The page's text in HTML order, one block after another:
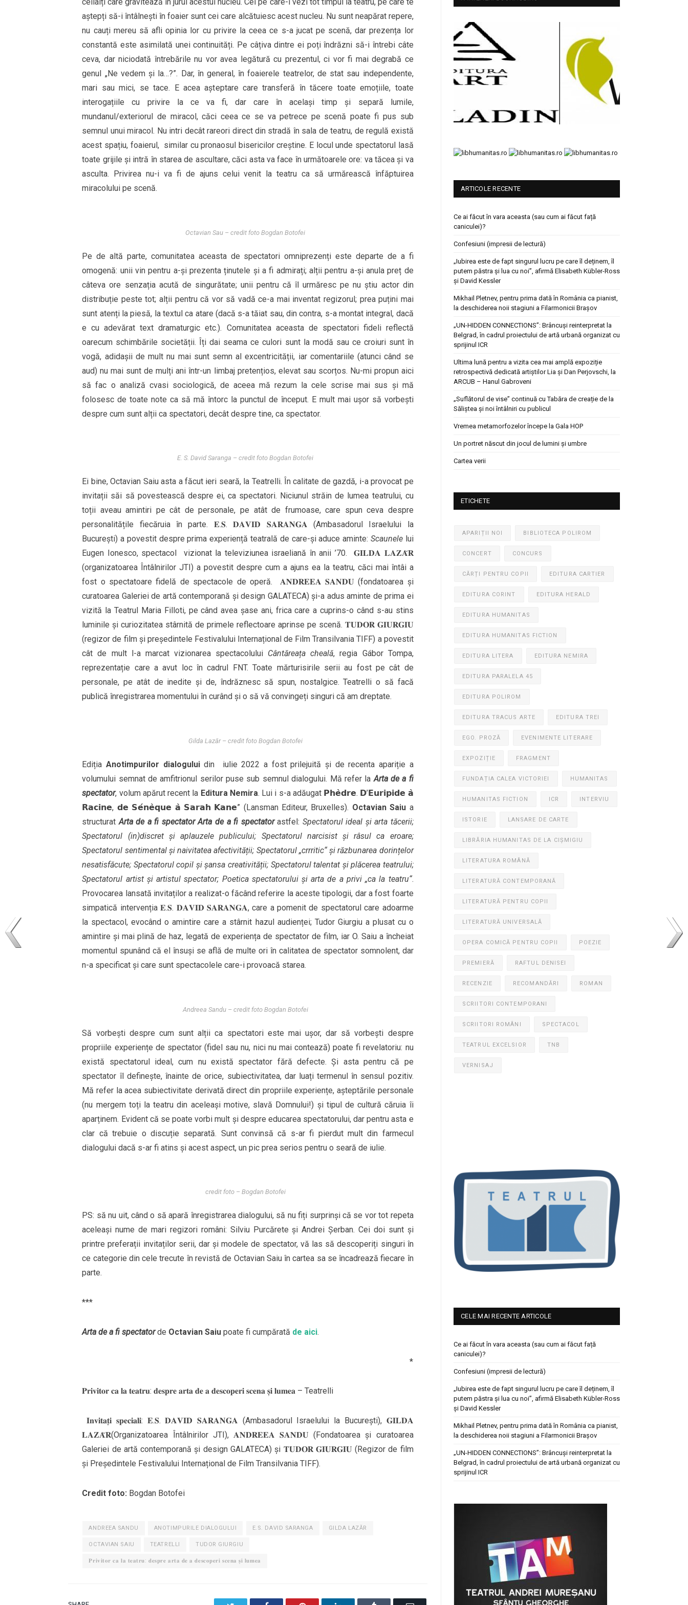
aștepți să-i întâlnești în foaier sunt cei care alcătuiesc acest nucleu. Nu sunt neapărat repere,
nu cauți mereu să afli opinia lor cu privire la ceea ce s-a jucat pe scenă, dar prezența lor
constantă este asimilată unei continuități. Pe câțiva dintre ei poți îndrăzni să-i întrebi câte
ceva, dar niciodată întrebările nu vor avea legătură cu prezentul, ci vor fi mai degrabă ce
genul „Ne vedem și la…?”. Dar, în general, în foaierele teatrelor, de stat sau independente,
mari sau mici, se tace. E acea așteptare care transferă în tăcere toate emoțiile, toate
interogațiile cu privire la ce va fi, dar care în același timp și separă lumile,
mundanul/exteriorul de miracol, căci ceea ce se va petrece pe scenă poate fi pus sub
semnul unui miracol. Nu intri decât rareori direct din stradă în sala de teatru, de regulă există
acest spațiu, foaierul, similar cu pronaosul bisericilor creștine. E locul unde spectatorul lasă
toate grijile și intră în starea de ascultare, căci asta va face în următoarele ore: va tăcea și va
asculta. Privirea nu-i va fi de ajuns celui venit la teatru ca să urmărească înfăptuirea
miracolului pe scenă.
Octavian Sau – credit foto Bogdan Botofei
Pe de altă parte, comunitatea aceasta de spectatori omniprezenți este departe de a fi
omogenă: unii vin pentru a-și prezenta ținutele și a fi admirați; alții pentru a-și anula preț de
câteva ore senzația acută de singurătate; unii pentru că îl urmăresc pe nu știu actor din
distribuție peste tot; alții pentru că vor să vadă ce-a mai inventat regizorul; prea puțini mai
sunt atenți la piesă, la textul ca atare (dacă s-a tăiat sau, din contra, s-a montat integral, dacă
e cu adevărat text dramaturgic etc.). Comunitatea aceasta de spectatori fideli reflectă
oarecum schimbările societății. Îți dai seama ce culori sunt la modă sau ce croiuri sunt în
vogă, adidașii de mult nu mai sunt semn al excentricității, iar comentariile (atunci când se
aud) nu mai sunt de mulți ani într-un limbaj pretențios, elevat sau scorțos. Nu-mi propun aici
să fac o analiză cvasi sociologică, de aceea mă rezum la cele scrise mai sus și mă
folosesc de toate note ca să mă întorc la punctul de început. E mult mai ușor să vorbești
despre cum sunt alții ca spectatori, decât despre tine, ca spectator.
E. S. David Saranga – credit foto Bogdan Botofei
Ei bine, Octavian Saiu asta a făcut ieri seară, la Teatrelli. În calitate de gazdă, i-a provocat pe
invitații săi să povestească despre ei, ca spectatori. Niciunul străin de lumea teatrului, cu
toții aveau amintiri pe cât de personale, pe atât de frumoase, care spun ceva despre
personalitățile fiecăruia în parte. 𝐄.𝐒. 𝐃𝐀𝐕𝐈𝐃 𝐒𝐀𝐑𝐀𝐍𝐆𝐀 (Ambasadorul Israelului la
București) a povestit despre prima experiență teatrală de care-și aduce aminte: Scaunelelui
Eugen Ionesco, spectacol vizionat la televiziunea israeliană în anii ’70. 𝐆𝐈𝐋𝐃𝐀 𝐋𝐀𝐙𝐀̆𝐑
(organizatoarea Întâlnirilor JTI) a povestit despre cum a ajuns ea la teatru, căci mai întâi a
fost o spectatoare fidelă de spectacole de operă. 𝐀𝐍𝐃𝐑𝐄𝐄𝐀 𝐒𝐀𝐍𝐃𝐔 (fondatoarea și
curatoarea Galeriei de artă contemporană și design GALATECA) și-a adus aminte de prima ei
vizită la Teatrul Maria Filloti, pe când avea șase ani, frica care a cuprins-o când s-au stins
luminile și curiozitatea stârnită de primele reflectoare aprinse pe scenă. 𝐓𝐔𝐃𝐎𝐑 𝐆𝐈𝐔𝐑𝐆𝐈𝐔
(regizor de film și președintele Festivalului Internațional de Film Transilvania TIFF) a povestit
cât de mult l-a marcat vizionarea spectacolului Cântăreața cheală, regia Gábor Tompa,
reprezentație care a avut loc în cadrul FNT. Toate mărturisirile serii au fost pe cât de
personale, pe atât de inedite și de, îndrăznesc să spun, nostalgice. Teatrelli o să facă
publică înregistrarea momentului în curând și o să vă convingeți singuri că am dreptate.
Gilda Lazăr – credit foto Bogdan Botofei
EdițiaAnotimpurilor dialoguluidin iulie 2022 a fost prilejuită și de recenta apariție a
volumului semnat de amfitrionul serilor puse sub semnul dialogului. Mă refer laArta de a fi
spectator, volum apărut recent la Editura Nemira. Lui i s-a adăugat 𝗣𝗵𝗲̀𝗱𝗿𝗲. 𝗗’𝗘𝘂𝗿𝗶𝗽𝗶𝗱𝗲 𝗮̀
𝗥𝗮𝗰𝗶𝗻𝗲, 𝗱𝗲 𝗦𝗲́𝗻𝗲̀𝗾𝘂𝗲 𝗮̀ 𝗦𝗮𝗿𝗮𝗵 𝗞𝗮𝗻𝗲” (Lansman Editeur, Bruxelles). Octavian Saiu a
structuratArta de a fi spectator Arta de a fi spectator astfel: Spectatorul ideal și arta tăcerii;
Spectatorul (in)discret și aplauzele publicului; Spectatorul narcisist și râsul ca eroare;
Spectatorul sentimental și naivitatea afectivității; Spectatorul „crrritic“ și răzbunarea dorințelor
nesatisfăcute; Spectatorul copil și șansa creativității; Spectatorul talentat și plăcerea teatrului;
Spectatorul artist și artistul spectator; Poetica spectatorului și arta de a privi „ca la teatru“.
Provocarea lansată invitaților a realizat-o făcând referire la aceste tipologii, dar a fost foarte
simpatică intervenția 𝐄.𝐒. 𝐃𝐀𝐕𝐈𝐃 𝐒𝐀𝐑𝐀𝐍𝐆𝐀, care a pomenit de spectatorul care adoarme
la spectacol, evocând o amintire care a stârnit hazul audienței; Tudor Giurgiu a plusat cu o
amintire și mai plină de haz, legată de experiența de spectator de film, iar O. Saiu a încheiat
momentul spunând că el însuși se află de multe ori în calitatea de spectator somnolent, dar
n-a specificat și care sunt spectacolele care-i provoacă starea.
Andreea Sandu – credit foto Bogdan Botofei
Să vorbești despre cum sunt alții ca spectatori este mai ușor, dar să vorbești despre
propriile experiențe de spectator (fidel sau nu, nici nu mai contează) poate fi revelatoriu: nu
există spectatorul ideal, cum nu există spectator fără defecte. Și asta pentru că pe
spectator îl definește, înainte de orice, subiectivitatea, dar luați termenul în sensul pozitiv.
Mă refer la acea subiectivitate derivată direct din propriile experiențe, așteptările personale
(nu mergem toți la teatru din aceleași motive, slavă Domnului!) și tipul de cultură căruia îi
aparținem. Evident că se poate vorbi mult și despre educarea spectatorului, dar pentru asta e
clar că trebuie o discuție separată. Sunt convinsă că s-ar fi pierdut mult din farmecul
dialogului dacă s-ar fi atins și acest aspect, un pic prea serios pentru o seară de iulie.
credit foto – Bogdan Botofei
PS: să nu uit, când o să apară înregistrarea dialogului, să nu fiți surprinși că se vor tot repeta
aceleași nume de mari regizori români: Silviu Purcărete și Andrei Șerban. Cei doi sunt și
printre preferații invitaților serii, dar și modele de spectator, vă las să descoperiți singuri în
ce categorie din cele trecute în revistă de Octavian Saiu în cartea sa se încadrează fiecare în
parte.
***
Arta de a fi spectatorde Octavian Saiu poate fi cumpărată de aici.
*
𝐏𝐫𝐢𝐯𝐢𝐭𝐨𝐫 𝐜𝐚 𝐥𝐚 𝐭𝐞𝐚𝐭𝐫𝐮: 𝐝𝐞𝐬𝐩𝐫𝐞 𝐚𝐫𝐭𝐚 𝐝𝐞 𝐚 𝐝𝐞𝐬𝐜𝐨𝐩𝐞𝐫𝐢 𝐬𝐜𝐞𝐧𝐚 𝐬̦𝐢 𝐥𝐮𝐦𝐞𝐚 – Teatrelli
𝐈𝐧𝐯𝐢𝐭𝐚𝐭̦𝐢 𝐬𝐩𝐞𝐜𝐢𝐚𝐥𝐢: 𝐄.𝐒. 𝐃𝐀𝐕𝐈𝐃 𝐒𝐀𝐑𝐀𝐍𝐆𝐀 (Ambasadorul Israelului la București), 𝐆𝐈𝐋𝐃𝐀
𝐋𝐀𝐙𝐀̆𝐑(Organizatoarea Întâlnirilor JTI), 𝐀𝐍𝐃𝐑𝐄𝐄𝐀 𝐒𝐀𝐍𝐃𝐔 (Fondatoarea și curatoarea
Galeriei de artă contemporană și design GALATECA) și 𝐓𝐔𝐃𝐎𝐑 𝐆𝐈𝐔𝐑𝐆𝐈𝐔 (Regizor de film
și Președintele Festivalului Internațional de Film Transilvania TIFF).
Credit foto: Bogdan Botofei
ANDREEA SANDU ANOTIMPURILE DIALOGULUI E.S. DAVID SARANGA GILDA LAZĂR
OCTAVIAN SAIU TEATRELLI TUDOR GIURGIU
𝐏𝐫𝐢𝐯𝐢𝐭𝐨𝐫 𝐜𝐚 𝐥𝐚 𝐭𝐞𝐚𝐭𝐫𝐮: 𝐝𝐞𝐬𝐩𝐫𝐞 𝐚𝐫𝐭𝐚 𝐝𝐞 𝐚 𝐝𝐞𝐬𝐜𝐨𝐩𝐞𝐫𝐢 𝐬𝐜𝐞𝐧𝐚 𝐬̦𝐢 𝐥𝐮𝐦𝐞𝐚
ARTICOLE RECENTE
Ce ai făcut în vara aceasta (sau cum ai făcut față
caniculei)?
Confesiuni (impresii de lectură)
„Iubirea este de fapt singurul lucru pe care îl deținem, îl
putem păstra și lua cu noi”, afirmă Elisabeth Kübler-Ross
și David Kessler
Mikhail Pletnev, pentru prima dată în România ca pianist,
la deschiderea noii stagiuni a Filarmonicii Brașov
„UN-HIDDEN CONNECTIONS”: Brâncuși reinterpretat la
Belgrad, în cadrul proiectului de artă urbană organizat cu
sprijinul ICR
Ultima lună pentru a vizita cea mai amplă expoziție
retrospectivă dedicată artiștilor Lia și Dan Perjovschi, la
ARCUB – Hanul Gabroveni
„Suflătorul de vise” continuă cu Tabăra de creație de la
Săliștea și noi întâlniri cu publicul
Vremea metamorfozelor începe la Gala HOP
Un portret născut din jocul de lumini și umbre
Cartea verii
ETICHETE
APARIȚII NOI BIBLIOTECA POLIROM
CONCERT CONCURS
CĂRȚI PENTRU COPII EDITURA CARTIER
EDITURA CORINT EDITURA HERALD
EDITURA HUMANITAS
EDITURA HUMANITAS FICTION
EDITURA LITERA EDITURA NEMIRA
EDITURA PARALELA 45
EDITURA POLIROM
EDITURA TRACUS ARTE EDITURA TREI
EGO. PROZĂ EVENIMENTE LITERARE
EXPOZIȚIE FRAGMENT
FUNDAȚIA CALEA VICTORIEI HUMANITAS
HUMANITAS FICTION ICR INTERVIU
ISTORIE LANSARE DE CARTE
LIBRĂRIA HUMANITAS DE LA CIȘMIGIU
LITERATURA ROMÂNĂ
LITERATURĂ CONTEMPORANĂ
LITERATURĂ PENTRU COPII
LITERATURĂ UNIVERSALĂ
OPERA COMICĂ PENTRU COPII POEZIE
PREMIERĂ RAFTUL DENISEI
RECENZIE RECOMANDĂRI ROMAN
SCRIITORI CONTEMPORANI
SCRIITORI ROMÂNI SPECTACOL
TEATRUL EXCELSIOR TNB
VERNISAJ
CELE MAI RECENTE ARTICOLE
Ce ai făcut în vara aceasta (sau cum ai făcut față
caniculei)?
Confesiuni (impresii de lectură)
„Iubirea este de fapt singurul lucru pe care îl deținem, îl
putem păstra și lua cu noi”, afirmă Elisabeth Kübler-Ross
și David Kessler
Mikhail Pletnev, pentru prima dată în România ca pianist,
la deschiderea noii stagiuni a Filarmonicii Brașov
„UN-HIDDEN CONNECTIONS”: Brâncuși reinterpretat la
Belgrad, în cadrul proiectului de artă urbană organizat cu
sprijinul ICR